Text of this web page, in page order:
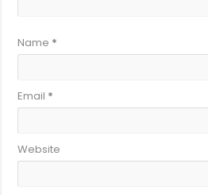
Name *
Email *
Website